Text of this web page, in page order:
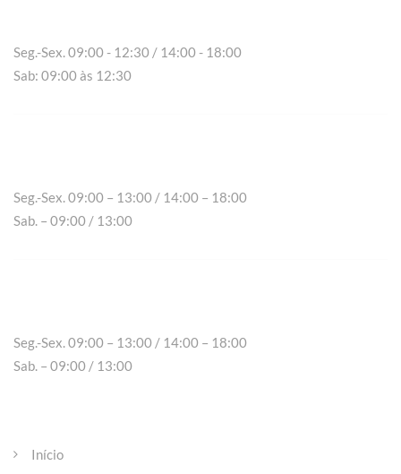
Seg.-Sex. 09:00 - 12:30 / 14:00 - 18:00
Sab: 09:00 às 12:30
Seg.-Sex. 09:00 – 13:00 / 14:00 – 18:00
Sab. – 09:00 / 13:00
Seg.-Sex. 09:00 – 13:00 / 14:00 – 18:00
Sab. – 09:00 / 13:00
Início